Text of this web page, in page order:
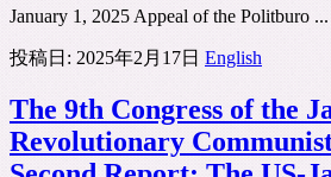
January 1, 2025 Appeal of the Politburo ...
投稿日: 2025年2月17日 English
The 9th Congress of the
Revolutionary